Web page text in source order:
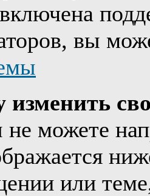
вы
можете
или